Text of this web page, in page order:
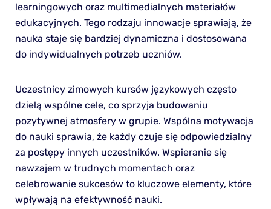
learningowych oraz multimedialnych materiałów
edukacyjnych. Tego rodzaju innowacje sprawiają, że
nauka staje się bardziej dynamiczna i dostosowana
do indywidualnych potrzeb uczniów.
Uczestnicy zimowych kursów językowych często
dzielą wspólne cele, co sprzyja budowaniu
pozytywnej atmosfery w grupie. Wspólna motywacja
do nauki sprawia, że każdy czuje się odpowiedzialny
za postępy innych uczestników. Wspieranie się
nawzajem w trudnych momentach oraz
celebrowanie sukcesów to kluczowe elementy, które
wpływają na efektywność nauki.